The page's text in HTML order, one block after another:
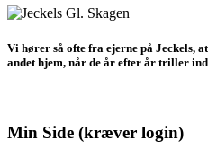
Vi hører så ofte fra ejerne på Jeckels,
andet hjem, når de år efter år triller ind
Min Side (kræver login)